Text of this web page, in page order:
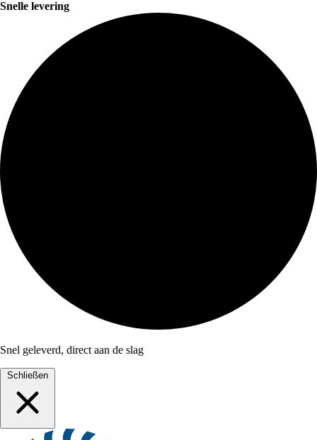
Snelle levering
Snel geleverd, direct aan de slag
Schließen